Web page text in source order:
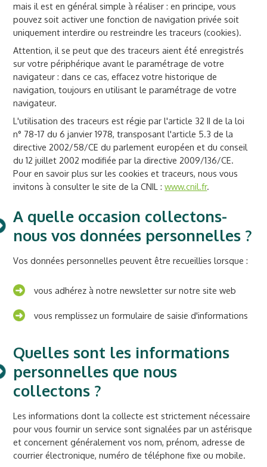
mais il est en général simple à réaliser : en principe, vous
pouvez soit activer une fonction de navigation privée soit
uniquement interdire ou restreindre les traceurs (cookies).
Attention, il se peut que des traceurs aient été enregistrés
sur votre périphérique avant le paramétrage de votre
navigateur : dans ce cas, effacez votre historique de
navigation, toujours en utilisant le paramétrage de votre
navigateur.
L'utilisation des traceurs est régie par l'article 32 II de la loi
n° 78-17 du 6 janvier 1978, transposant l'article 5.3 de la
directive 2002/58/CE du parlement européen et du conseil
du 12 juillet 2002 modifiée par la directive 2009/136/CE.
Pour en savoir plus sur les cookies et traceurs, nous vous
invitons à consulter le site de la CNIL :www.cnil.fr.
A quelle occasion collectons-
nous vos données personnelles ?
Vos données personnelles peuvent être recueillies lorsque :
vous adhérez à notre newsletter sur notre site web
vous remplissez un formulaire de saisie d'informations
Quelles sont les informations
personnelles que nous
collectons ?
Les informations dont la collecte est strictement nécessaire
pour vous fournir un service sont signalées par un astérisque
et concernent généralement vos nom, prénom, adresse de
courrier électronique, numéro de téléphone fixe ou mobile.